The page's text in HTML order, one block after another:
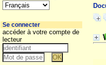
Se connecter
accéder à votre compte de
lecteur